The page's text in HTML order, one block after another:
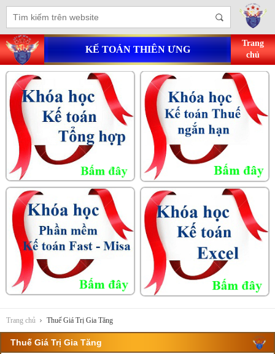
KẾ TOÁN THIÊN ƯNG
Trang
chủ
Trang chủ Thuế Giá Trị Gia Tăng
Thuế Giá Trị Gia Tăng